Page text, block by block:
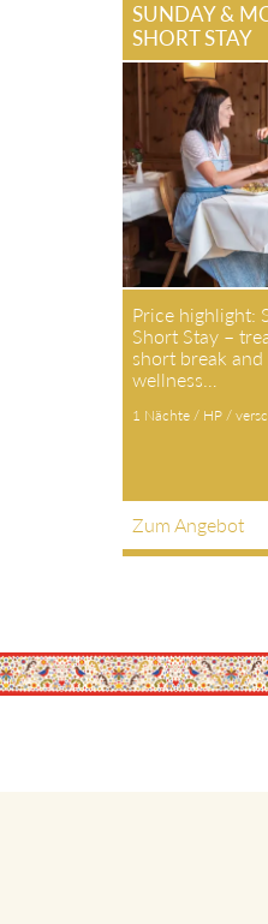
SUNDAY &
SHORT STAY
Price highlight:
Short Stay –
short break
wellness…
1 Nächte / HP /
Zum Angebot